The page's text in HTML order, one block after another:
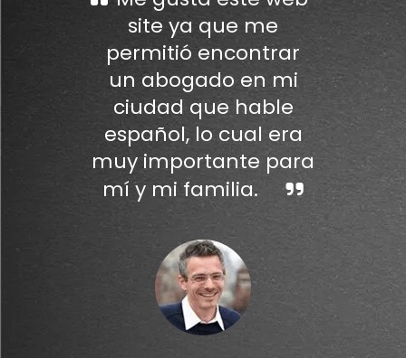
site ya que me
permitió encontrar
un abogado en mi
ciudad que hable
español, lo cual era
muy importante para
mí y mi familia.